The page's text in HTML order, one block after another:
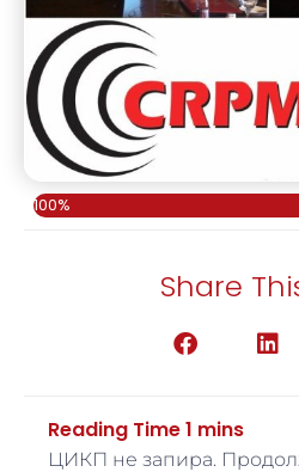
100%
Share
ЦИКП не запира.